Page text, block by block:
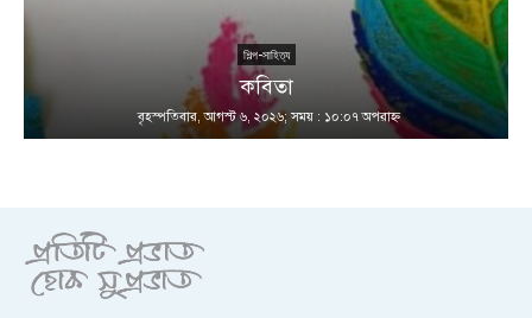
শিল্প-সাহিত্য
কবিতা
বৃহস্পতিবার, আগস্ট ৬, ২০২৬; সময় : ১০:০৭ অপরাহ্ণ